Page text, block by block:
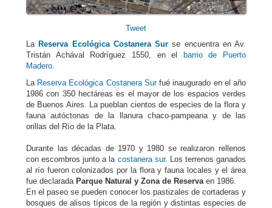
Tweet
LaReserva Ecológica Costanera Sur se encuentra en Av.
Tristán Achával Rodríguez 1550, en el barrio de Puerto
Madero
La Reserva Ecológica Costanera Surfué inaugurado en el año
1986 con 350 hectáreas es el mayor de los espacios verdes
de Buenos Aires. La pueblan cientos de especies de la flora y
fauna autóctonas de la llanura chaco-pampeana y de las
orillas del Río de la Plata.
Durante las décadas de 1970 y 1980 se realizaron rellenos
con escombros junto a la costanera sur. Los terrenos ganados
al río fueron colonizados por la flora y fauna locales y el área
fue declarada Parque Natural y Zona de Reserva en 1986.
En el paseo se pueden conocer los pastizales de cortaderas y
bosques de alisos típicos de la región y distintas especies de